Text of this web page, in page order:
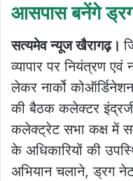
आसपास बनेंगे
सत्यमेव न्यूज खैरागढ़।
व्यापार पर नियंत्रण
लेकर नार्को
की बैठक कलेक्टर
कलेक्ट्रेट सभा कक्ष में
के अधिकारियों की
अभियान चलाने, ड्रग